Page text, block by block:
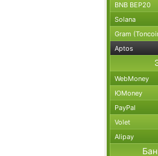
BNB BEP20
Solana
Gram
Aptos
WebMoney
ЮMoney
PayPal
Volet
Alipay